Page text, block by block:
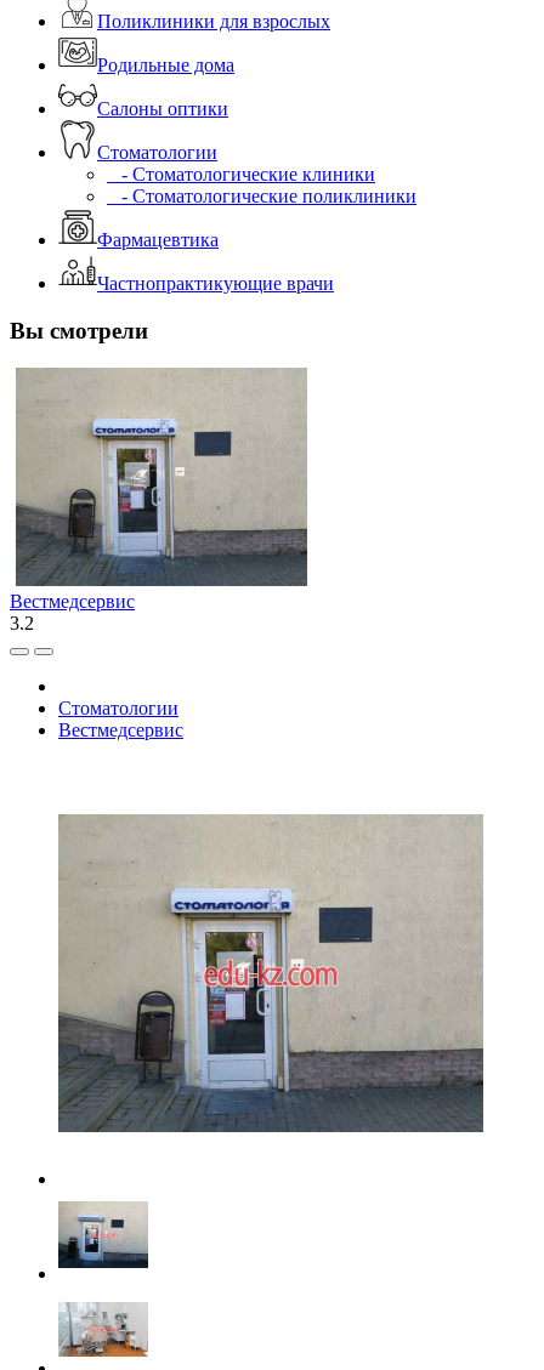
Поликлиники для взрослых
Родильные дома
Салоны оптики
Стоматологии
- Стоматологические клиники
- Стоматологические поликлиники
Фармацевтика
Частнопрактикующие врачи
Вы смотрели
Вестмедсервис
3.2
Стоматологии
Вестмедсервис